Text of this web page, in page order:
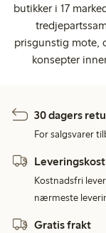
butikker i 17
prisgunstig mote,
konsepter
30 dagers
For salgsvarer
Kostnadsfri
nærmeste
Gratis frakt